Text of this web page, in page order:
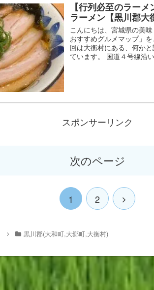
【行列必至のラー
ラーメン【黒川郡大
こんにちは、宮城県の美
おすすめグルメマップ」
回は大衡村にある、何か
ています。 国道４号線沿
スポンサーリンク
次のページ
1 2
黒川郡(大和町,大郷町,大衡村)